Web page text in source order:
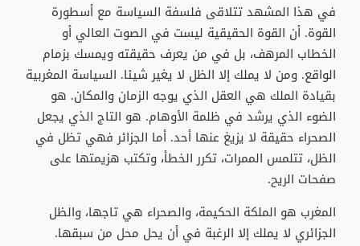
في هذا المشهد تتلاقى فلسفة السياسة مع أسطورة
القوة. أن القوة الحقيقية ليست في الصوت العالي أو
الخطاب المرهف، بل في من يعرف حقيقته ويمسك بزمام
الواقع. ومن لا يملك إلا الظل لا يغير شيئا. السياسة المغربية
بقيادة الملك هي العقل الذي يوجه الزمان والمكان. هو
الضوء الذي يرشد في ظلمة الأوهام. هو التاج الذي يجعل
الصحراء حقيقة لا يزيغ عنها أحد. أما الجزائر فهي تظل في
الظل، تتلمس الممرات، تكرر الخطأ، وتكتب هزيمتها على
صفحات الريح.
المغرب هو الملكة الحكيمة، والصحراء هي تاجها، والظل
الجزائري لا يملك إلا الرغبة في أن يحل محل من سبقها.